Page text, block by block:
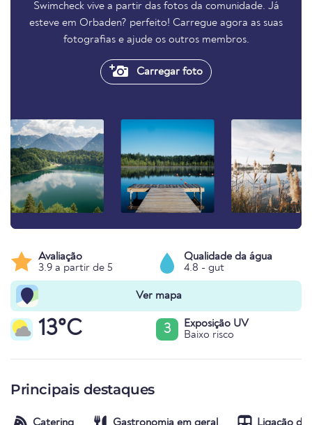
Swimcheck vive a partir das fotos da comunidade. Já
esteve em Orbaden? perfeito! Carregue agora as suas
fotografias e ajude os outros membros.
Carregar foto
Avaliação
3.9 a partir de 5
Qualidade da água
4.8 - gut
Ver mapa
13°C 3
Exposição UV
Baixo risco
Principais destaques